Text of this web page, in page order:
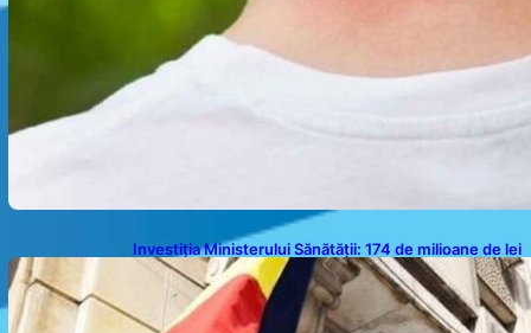
Investiția Ministerului Sănătății: 174 de milioane de lei
pentru modernizarea sistemului sanitar din România